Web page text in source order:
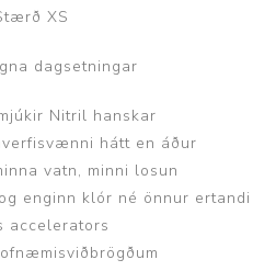
XS
dagsetningar
Nitril hanskar
hátt en áður
vatn, minni losun
enginn klór né önnur ertandi
accelerators